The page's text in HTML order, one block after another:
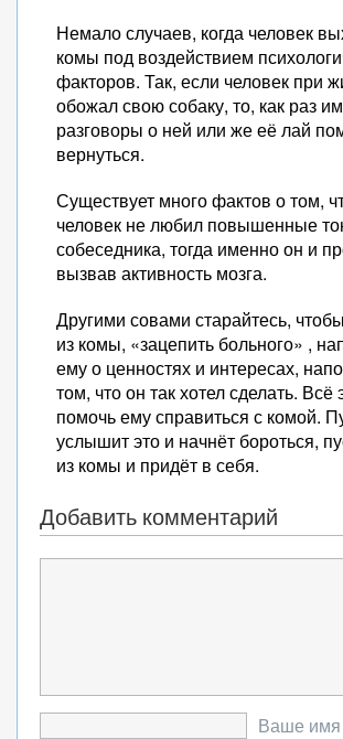
Немало случаев, когда человек
комы под воздействием
факторов. Так, если человек при
обожал свою собаку, то, как раз
разговоры о ней или же её лай
вернуться.
Существует много фактов о том,
человек не любил повышенные
собеседника, тогда именно он и
вызвав активность мозга.
Другими совами старайтесь,
из комы, «зацепить больного» ,
ему о ценностях и интересах,
том, что он так хотел сделать. Всё
помочь ему справиться с комой.
услышит это и начнёт бороться,
из комы и придёт в себя.
Добавить комментарий
Ваше имя